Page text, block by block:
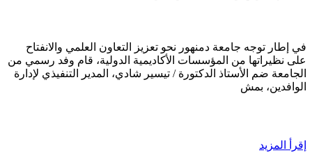
في إطار توجه جامعة دمنهور نحو تعزيز التعاون العلمي والانفتاح
على نظيراتها من المؤسسات الأكاديمية الدولية، قام وفد رسمي من
الجامعة ضم الأستاذ الدكتورة / تيسير شادي، المدير التنفيذي لإدارة
الوافدين، بمش
إقرأ المزيد